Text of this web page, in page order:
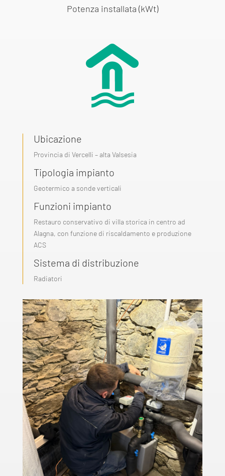
Potenza installata (kWt)
Ubicazione
Provincia di Vercelli – alta Valsesia
Tipologia impianto
Geotermico a sonde verticali
Funzioni impianto
Restauro conservativo di villa storica in centro ad
Alagna, con funzione di riscaldamento e produzione
ACS
Sistema di distribuzione
Radiatori